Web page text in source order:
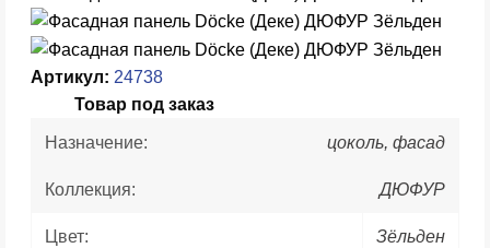
Артикул: 24738
Товар под заказ
Назначение: цоколь, фасад
Коллекция: ДЮФУР
Цвет: Зёльден